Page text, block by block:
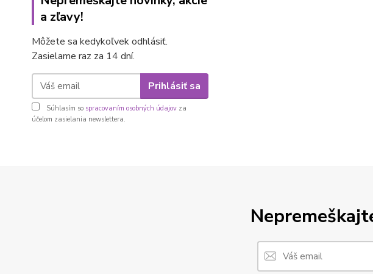
a zľavy!
Môžete sa kedykoľvek odhlásiť.
Zasielame raz za 14 dní.
Prihlásiť sa
Súhlasím so spracovaním osobných údajov za
účelom zasielania newslettera.